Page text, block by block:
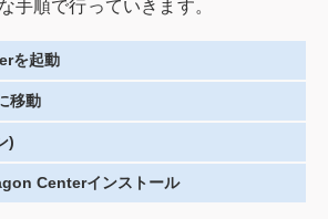
手順で行っていきます。
を起動
移動
)
Centerインストール